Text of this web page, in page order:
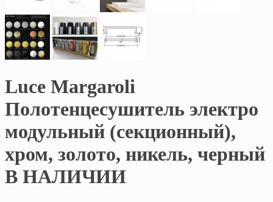
Luce Margaroli
Полотенцесушитель электро
модульный (секционный),
хром, золото, никель, черный
В НАЛИЧИИ